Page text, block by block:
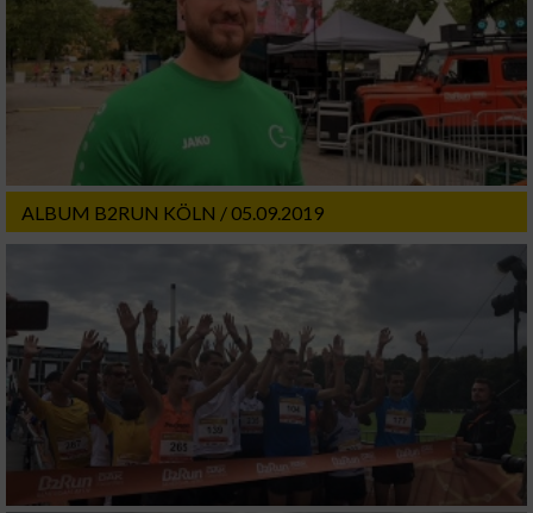
ALBUM B2RUN KÖLN / 05.09.2019
Performance
Funktional
Werbung